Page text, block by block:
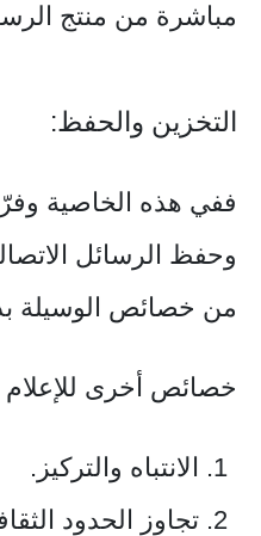
مباشرة من منتج
التخزين والحفظ:
ففي هذه الخاصية
وحفظ الرسائل
من خصائص الوسيلة
خصائص أخرى للإعلام
الانتباه والتركيز.
تجاوز الحدود